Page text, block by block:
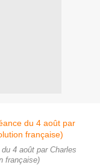
4 août par Charles
française)